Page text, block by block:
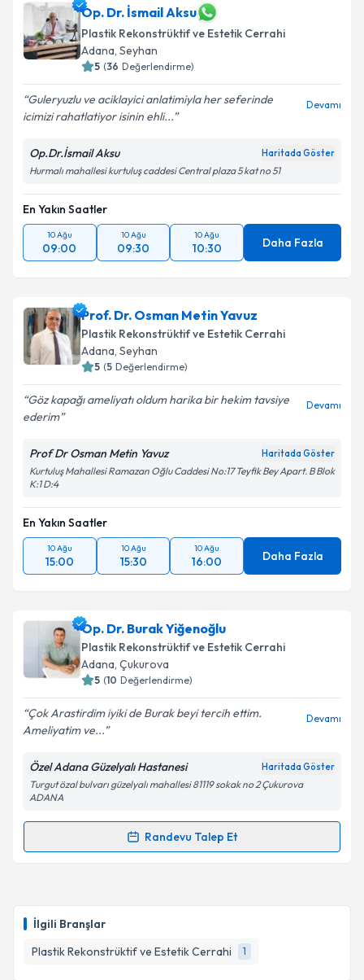
İlgili Branşlar
Plastik Rekonstrüktif ve Estetik Cerrahi
1
Op. Dr. Mehmet Doğaniçin randevu takvimi talebi
oluşturun. Size bu uzmandan randevu almanız için bir
takvim hazırlandığında e-posta ile bilgilendireceğiz.
E-posta Adresiniz
Kişisel verilerimin işlenmesine ilişkin
Aydınlatma
Metni'ni okudum ve kişisel verilerimin belirtilen
Takvim Talebini Gönder
Op. Dr. İsmail Aksu
Plastik Rekonstrüktif ve Estetik Cerrahi
Adana, Seyhan
5 (36 Değerlendirme)
Guleryuzlu ve aciklayici anlatimiyla her seferinde
icimizi rahatlatiyor isinin ehli...
Devamı
Op.Dr.İsmail Aksu Haritada Göster
Hurmalı mahallesi kurtuluş caddesi Central plaza 5 kat no 51
En Yakın Saatler
10 Ağu
09:00
10 Ağu
09:30
10 Ağu
10:30 Daha Fazla
Prof. Dr. Osman Metin Yavuz
Plastik Rekonstrüktif ve Estetik Cerrahi
Adana, Seyhan
5 (5 Değerlendirme)
Göz kapağı ameliyatı oldum harika bir hekim tavsiye
ederim
Devamı
Prof Dr Osman Metin Yavuz Haritada Göster
Kurtuluş Mahallesi Ramazan Oğlu Caddesi No:17 Teyfik Bey Apart. B Blok
K:1 D:4
En Yakın Saatler
10 Ağu
15:00
10 Ağu
15:30
10 Ağu
16:00 Daha Fazla
Op. Dr. Burak Yiğenoğlu
Plastik Rekonstrüktif ve Estetik Cerrahi
Adana, Çukurova
5 (10 Değerlendirme)
Çok Arastirdim iyiki de Burak beyi tercih ettim.
Ameliyatim ve...
Devamı
Özel Adana Güzelyalı Hastanesi Haritada Göster
Turgut özal bulvarı güzelyalı mahallesi 81119 sokak no 2 Çukurova
ADANA
Randevu Talep Et
Randevu Takvimi Talebi
takvim hazırlandığında e-posta ile bilgilendireceğiz.